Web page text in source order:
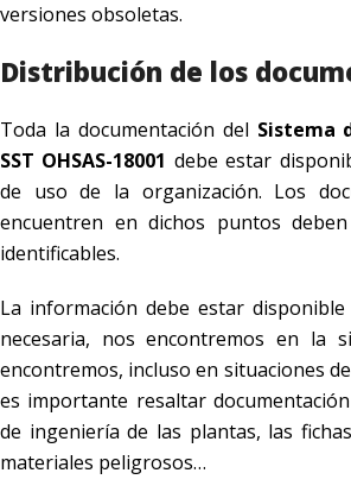
versiones obsoletas.
Distribución de los
Toda la documentación del Sistema
SST OHSAS-18001 debe estar
de uso de la organización. Los
encuentren en dichos puntos
identificables.
La información debe estar
necesaria, nos encontremos en la
encontremos, incluso en situaciones
es importante resaltar
de ingeniería de las plantas, las
materiales peligrosos…